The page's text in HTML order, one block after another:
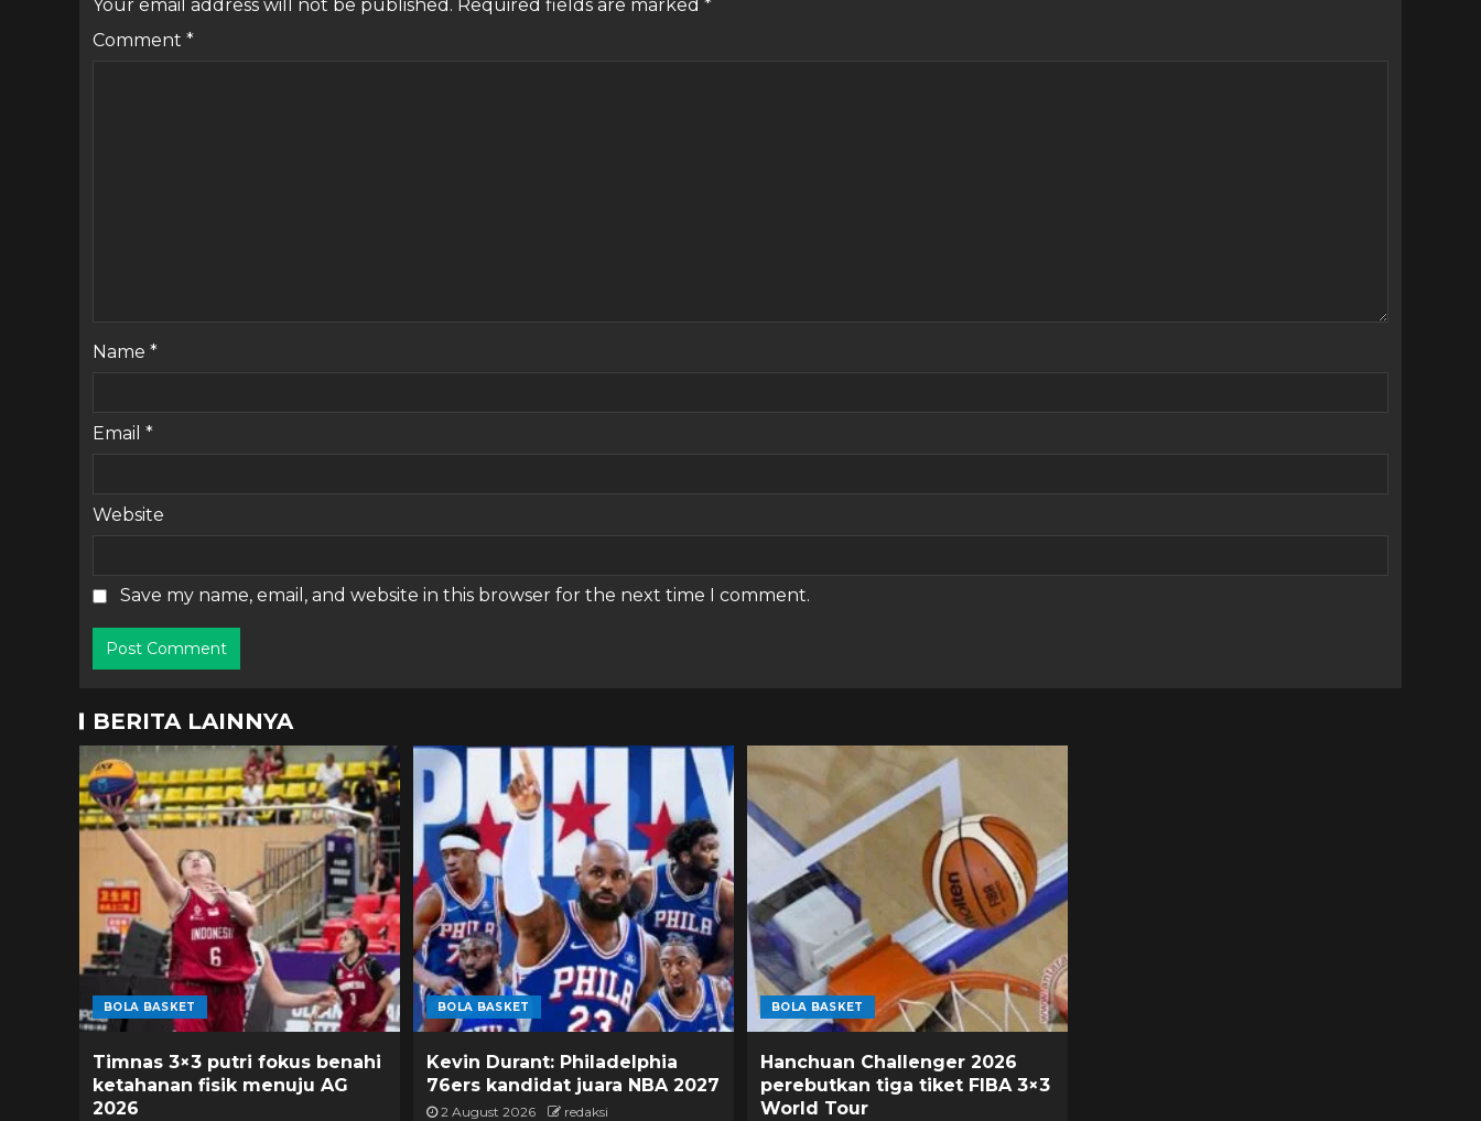
Your email address will not be published. Required fields are marked *
Comment *
Name *
Email *
Website
Save my name, email, and website in this browser for the next time I comment.
BERITA LAINNYA
BOLA BASKET
Timnas 3×3 putri fokus benahi
ketahanan fisik menuju AG
2026
BOLA BASKET
Kevin Durant: Philadelphia
76ers kandidat juara NBA 2027
2 August 2026 redaksi
BOLA BASKET
Hanchuan Challenger 2026
perebutkan tiga tiket FIBA 3×3
World Tour